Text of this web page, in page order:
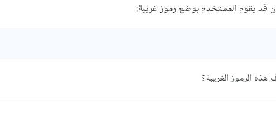
قد يقوم المستخدم بوضع رموز غريبة:
الرموز الغريبة؟